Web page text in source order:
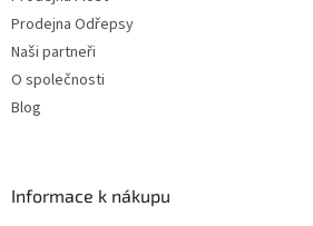
Prodejna Odřepsy
Naši partneři
O společnosti
Blog
Informace k nákupu